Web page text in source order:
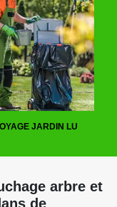
JARDIN LU
arbre et
de